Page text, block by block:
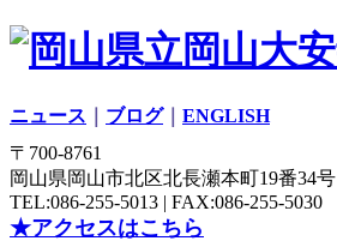
ニュース ブログ｜ ENGLISH
〒700-8761
岡山県岡山市北区北長瀬本町19番34号
TEL:086-255-5013 | FAX:086-255-5030
★アクセスはこちら